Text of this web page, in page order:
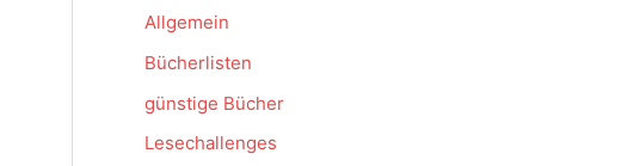
Allgemein
Bücherlisten
günstige Bücher
Lesechallenges